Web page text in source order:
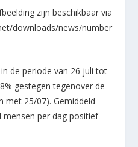
de periode van 26 juli tot
gestegen tegenover de
met 25/07). Gemiddeld
mensen per dag positief